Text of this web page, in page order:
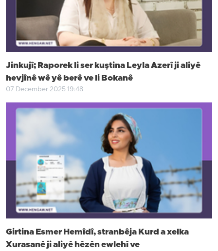
Jinkujî; Raporek li ser kuştina Leyla Azerî ji aliyê
hevjînê wê yê berê ve li Bokanê
07 December 2025 19:48
Girtina Esmer Hemîdî, stranbêja Kurd a xelka
Xurasanê ji aliyê hêzên ewlehî ve